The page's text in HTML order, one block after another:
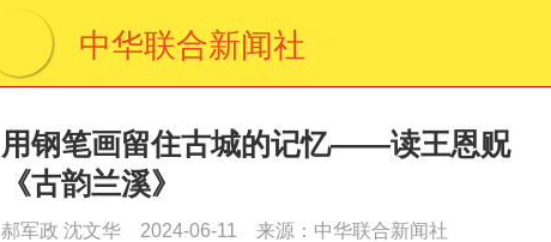
中华联合新闻社
用钢笔画留住古城的记忆——读王恩贶
《古韵兰溪》
郝军政 沈文华 2024-06-11 来源：中华联合新闻社